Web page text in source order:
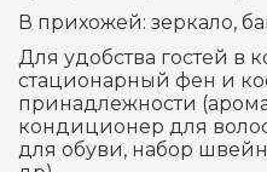
В прихожей: зеркало,
Для удобства гостей в
стационарный фен и
принадлежности
кондиционер для
для обуви, набор